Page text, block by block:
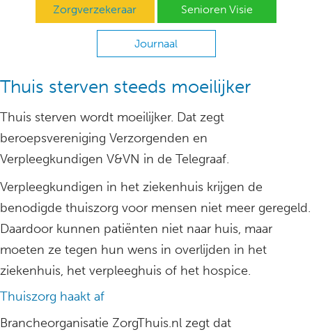
Zorgverzekeraar Senioren Visie
Journaal
Thuis sterven steeds moeilijker
Thuis sterven wordt moeilijker. Dat zegt
beroepsvereniging Verzorgenden en
Verpleegkundigen V&VN in de Telegraaf.
Verpleegkundigen in het ziekenhuis krijgen de
benodigde thuiszorg voor mensen niet meer geregeld.
Daardoor kunnen patiënten niet naar huis, maar
moeten ze tegen hun wens in overlijden in het
ziekenhuis, het verpleeghuis of het hospice.
Thuiszorg haakt af
Brancheorganisatie ZorgThuis.nl zegt dat